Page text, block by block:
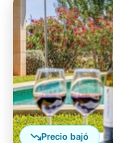
Precio bajó